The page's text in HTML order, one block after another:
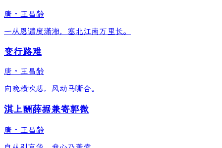
唐 · 王昌龄
一从恩谴度潇湘，塞北江南万里长。
变行路难
唐 · 王昌龄
向晚横吹悲，风动马嘶合。
淇上酬薛据兼寄郭微
唐 · 王昌龄